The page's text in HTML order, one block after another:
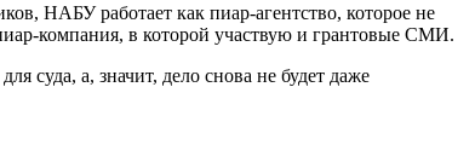
НАБУ работает как пиар-агентство, которое не
компания, в которой участвую и грантовые СМИ.
суда, а, значит, дело снова не будет даже